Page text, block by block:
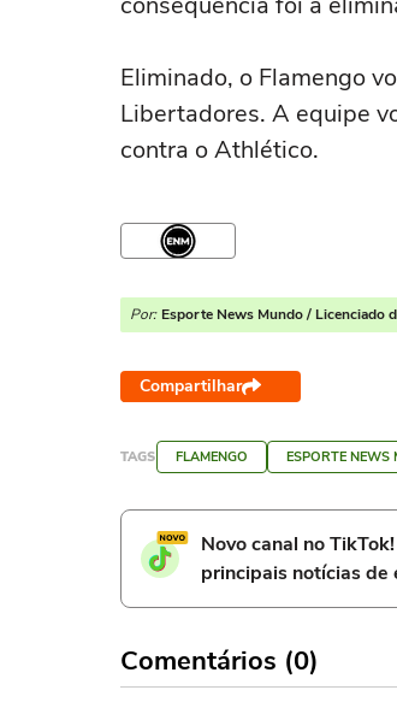
Eliminado, o Flamengo
Libertadores. A equipe
contra o Athlético.
Por: Esporte News Mundo / Licenciado
Compartilhar
TAGS FLAMENGO ESPORTE NEWS
Novo canal no
principais notícias de
Comentários (0)